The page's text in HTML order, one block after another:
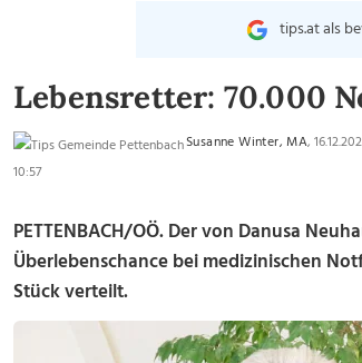
tips.at als
Lebensretter: 70.000
Susanne Winter, MA,
10:57
PETTENBACH/OÖ. Der von Danusa
Überlebenschance bei medizinischen
Stück verteilt.